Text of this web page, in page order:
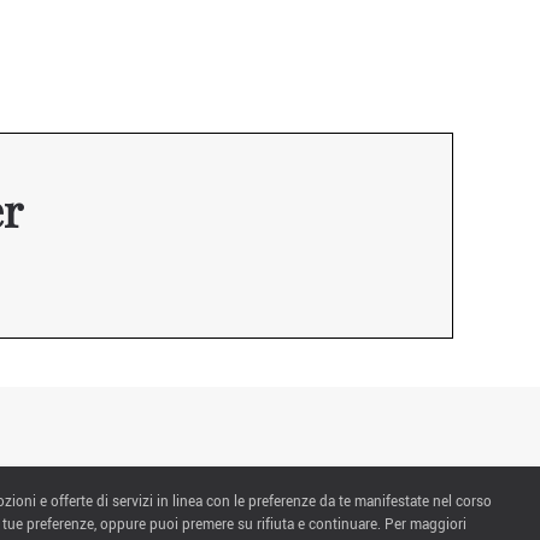
e offerte di servizi in linea con le preferenze da te manifestate nel corso
preferenze, oppure puoi premere su rifiuta e continuare. Per maggiori